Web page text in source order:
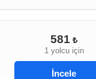
581 ₺
1 yolcu için
İncele